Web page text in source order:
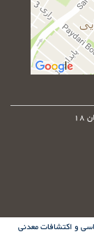
و اکتشافات معدنی